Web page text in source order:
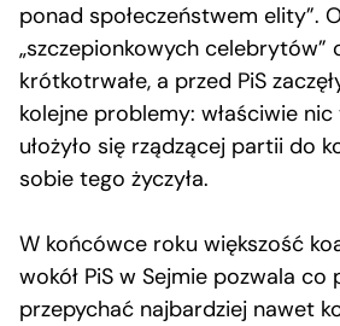
ponad społeczeństwem elity”.
„szczepionkowych celebrytów”
krótkotrwałe, a przed PiS
kolejne problemy: właściwie
ułożyło się rządzącej partii do
sobie tego życzyła.
W końcówce roku większość
wokół PiS w Sejmie pozwala
przepychać najbardziej nawet